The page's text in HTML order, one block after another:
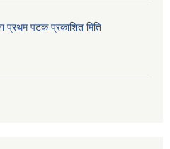
प्रथम पटक प्रकाशित मिति